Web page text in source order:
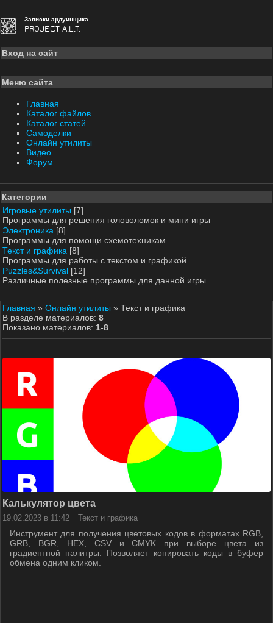
Записки ардуинщика
PROJECT A.L.T.
Вход на сайт
Меню сайта
Главная
Каталог файлов
Каталог статей
Самоделки
Онлайн утилиты
Видео
Форум
Категории
Игровые утилиты [7]
Программы для решения головоломок и мини игры
Электроника [8]
Программы для помощи схемотехникам
Текст и графика [8]
Программы для работы с текстом и графикой
Puzzles&Survival [12]
Различные полезные программы для данной игры
Главная » Онлайн утилиты » Текст и графика
В разделе материалов: 8
Показано материалов: 1-8
Калькулятор цвета
19.02.2023 в 11:42 Текст и графика
Инструмент для получения цветовых кодов в форматах RGB,
GRB, BGR, HEX, CSV и CMYK при выборе цвета из
градиентной палитры. Позволяет копировать коды в буфер
обмена одним кликом.